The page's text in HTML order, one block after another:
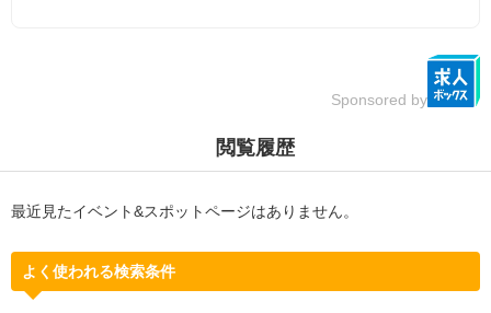
Sponsored by
閲覧履歴
最近見たイベント&スポットページはありません。
よく使われる検索条件